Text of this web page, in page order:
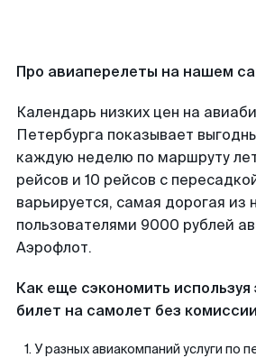
Про авиаперелеты на нашем
Календарь низких цен на
Петербурга показывает
каждую неделю по маршруту
рейсов и 10 рейсов с
варьируется, самая дорогая из
пользователями 9000 рублей
Аэрофлот.
Как еще сэкономить
билет на самолет без
У разных авиакомпаний услуги по